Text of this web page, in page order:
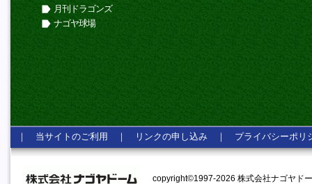
月刊ドラゴンズ
ナゴヤ球場
｜ 当サイトのご利用 ｜ リンクの申し込み ｜ プライバシーポリ
copyright©1997-2026 株式会社ナゴヤド